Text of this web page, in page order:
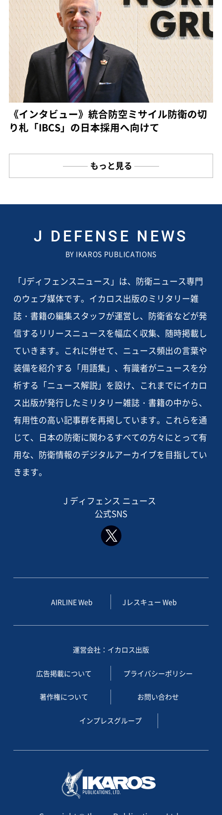
《インタビュー》統合防空ミサイル防衛の切
り札「IBCS」の日本採用へ向けて
もっと見る
J DEFENSE NEWS
BY IKAROS PUBLICATIONS
「Jディフェンスニュース」は、防衛ニュース専門
のウェブ媒体です。イカロス出版のミリタリー雑
誌・書籍の編集スタッフが運営し、防衛省などが発
信するリリースニュースを幅広く収集、随時掲載し
ていきます。これに併せて、ニュース頻出の言葉や
装備を紹介する「用語集」、有識者がニュースを分
析する「ニュース解説」を設け、これまでにイカロ
ス出版が発行したミリタリー雑誌・書籍の中から、
有用性の高い記事群を再掲しています。これらを通
じて、日本の防衛に関わるすべての方々にとって有
用な、防衛情報のデジタルアーカイブを目指してい
きます。
J ディフェンス ニュース
公式SNS
AIRLINE Web Jレスキュー Web
運営会社：イカロス出版
広告掲載について プライバシーポリシー
著作権について お問い合わせ
インプレスグループ